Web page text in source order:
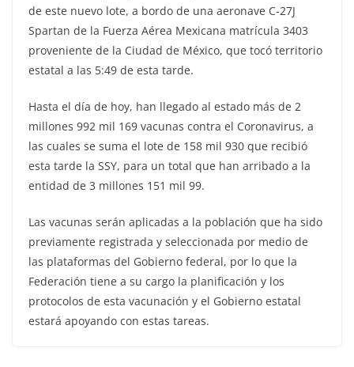
de este nuevo lote, a bordo de una aeronave C-27J
Spartan de la Fuerza Aérea Mexicana matrícula 3403
proveniente de la Ciudad de México, que tocó territorio
estatal a las 5:49 de esta tarde.
Hasta el día de hoy, han llegado al estado más de 2
millones 992 mil 169 vacunas contra el Coronavirus, a
las cuales se suma el lote de 158 mil 930 que recibió
esta tarde la SSY, para un total que han arribado a la
entidad de 3 millones 151 mil 99.
Las vacunas serán aplicadas a la población que ha sido
previamente registrada y seleccionada por medio de
las plataformas del Gobierno federal, por lo que la
Federación tiene a su cargo la planificación y los
protocolos de esta vacunación y el Gobierno estatal
estará apoyando con estas tareas.